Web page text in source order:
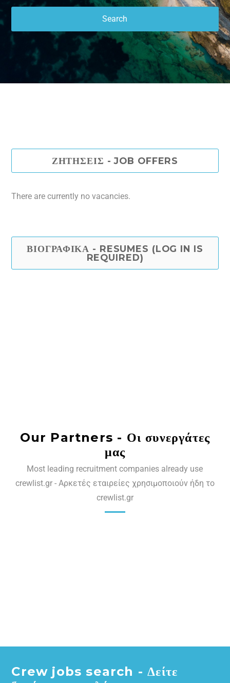
ΖΗΤΗΣΕΙΣ - JOB OFFERS
There are currently no vacancies.
ΒΙΟΓΡΑΦΙΚΑ - RESUMES (LOG IN IS
REQUIRED)
Our Partners - Οι συνεργάτες
μας
Most leading recruitment companies already use
crewlist.gr - Αρκετές εταιρείες χρησιμοποιούν ήδη το
crewlist.gr
Crew jobs search - Δείτε